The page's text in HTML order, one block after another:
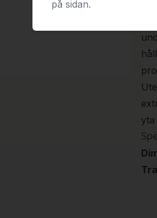
på sidan.